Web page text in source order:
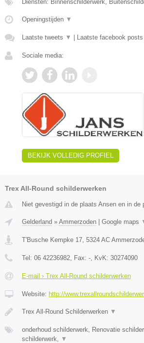
Diensten: Binnenschilderwerk,
Openingstijden ▼
Laatste tweets ▼ | Laatste facebook posts
Sociale media:
BEKIJK VOLLEDIG PROFIEL
Trex All-Round schilderwerken
Niet gevestigd in de plaats Ansen en in de
Gelderland » Ammerzoden Google maps
T'Busche Kempke 17 5324 AC
Tel: 06 42236982 , Fax: - , KvK: 30274090
E-mail › Trex All-Round schilderwerken
Website: http://
Trex All-Round Schilderwerken ▼
onderhoud schilderwerk, Renovatie
schilderwerk,
▼